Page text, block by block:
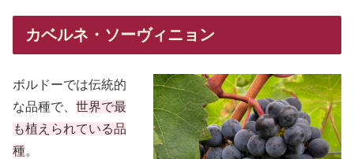
カベルネ・ソーヴィニョン
ボルドーでは伝統的
な品種で、 世界で最
も植えられている品
種。